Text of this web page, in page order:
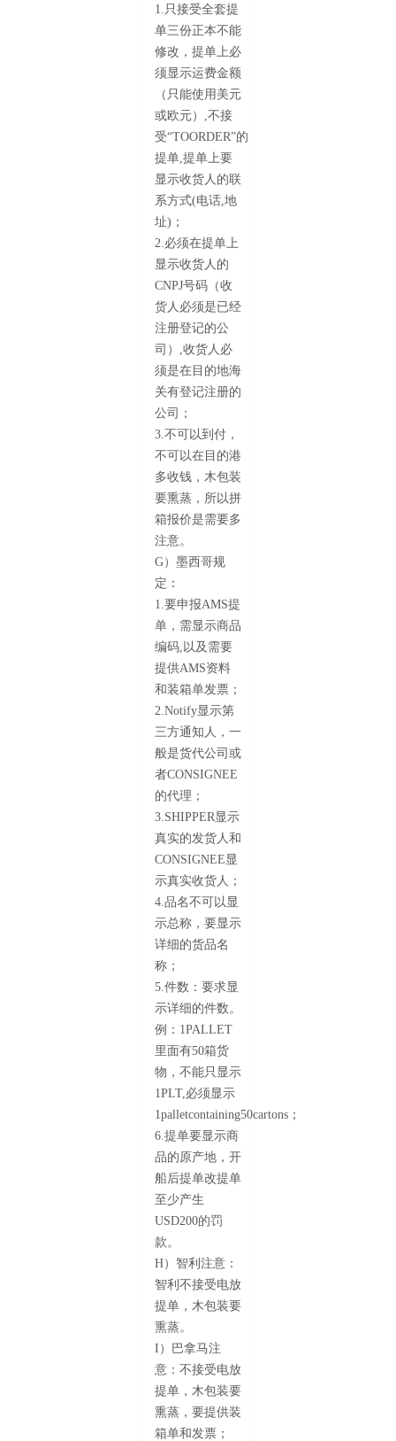
1.只接受全套提
单三份正本不能
修改，提单上必
须显示运费金额
（只能使用美元
或欧元）,不接
受“TOORDER”的
提单,提单上要
显示收货人的联
系方式(电话,地
址)；
2.必须在提单上
显示收货人的
CNPJ号码（收
货人必须是已经
注册登记的公
司）,收货人必
须是在目的地海
关有登记注册的
公司；
3.不可以到付，
不可以在目的港
多收钱，木包装
要熏蒸，所以拼
箱报价是需要多
注意。
G）墨西哥规
定：
1.要申报AMS提
单，需显示商品
编码,以及需要
提供AMS资料
和装箱单发票；
2.Notify显示第
三方通知人，一
般是货代公司或
者CONSIGNEE
的代理；
3.SHIPPER显示
真实的发货人和
CONSIGNEE显
示真实收货人；
4.品名不可以显
示总称，要显示
详细的货品名
称；
5.件数：要求显
示详细的件数。
例：1PALLET
里面有50箱货
物，不能只显示
1PLT,必须显示
1palletcontaining50cartons；
6.提单要显示商
品的原产地，开
船后提单改提单
至少产生
USD200的罚
款。
H）智利注意：
智利不接受电放
提单，木包装要
熏蒸。
I）巴拿马注
意：不接受电放
提单，木包装要
熏蒸，要提供装
箱单和发票；